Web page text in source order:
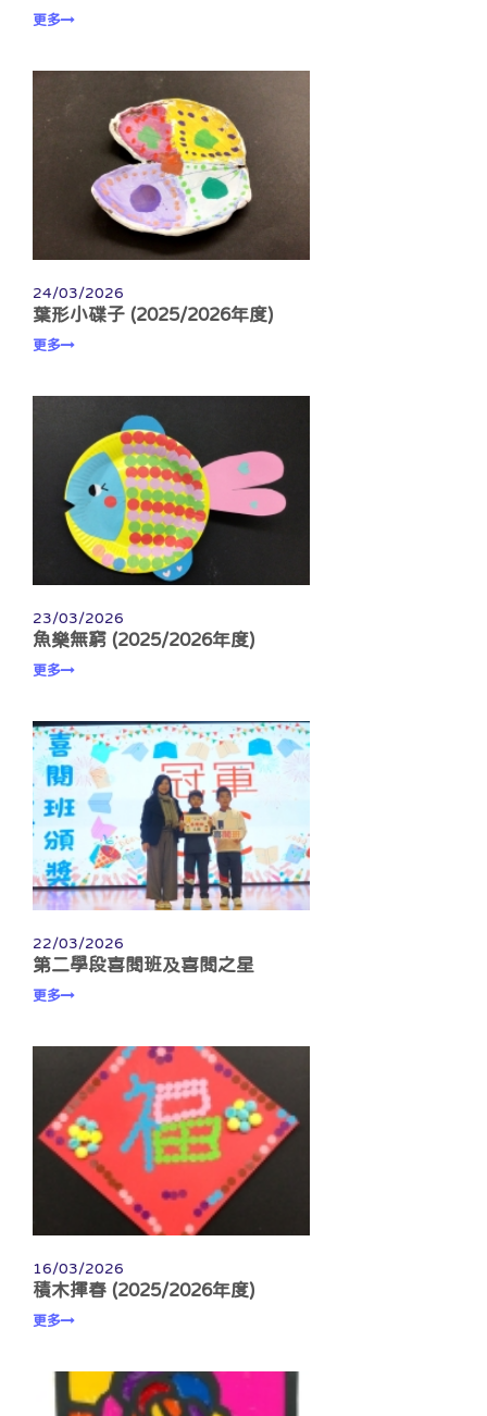
更多
24/03/2026
葉形小碟子 (2025/2026年度)
更多
23/03/2026
魚樂無窮 (2025/2026年度)
更多
22/03/2026
第二學段喜閱班及喜閱之星
更多
16/03/2026
積木揮春 (2025/2026年度)
更多